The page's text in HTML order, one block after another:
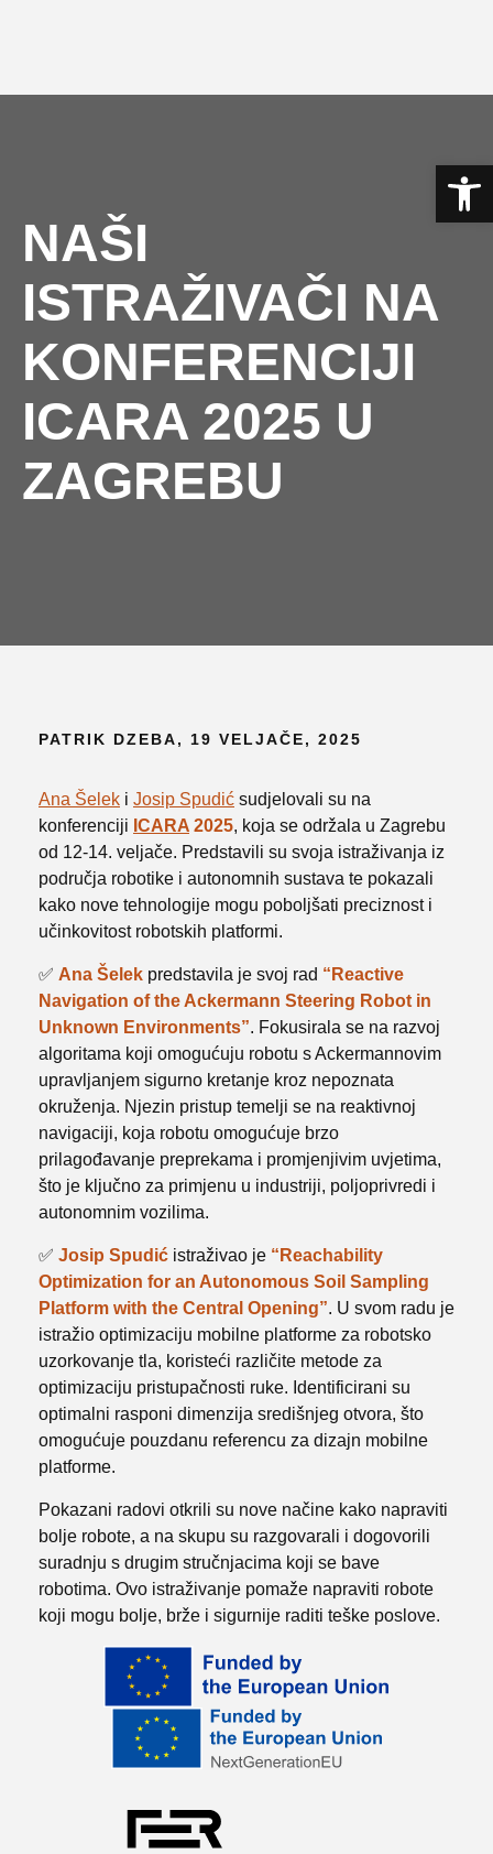
NAŠI
ISTRAŽIVAČI NA
KONFERENCIJI
ICARA 2025 U
ZAGREBU
PATRIK DZEBA, 19 VELJAČE, 2025
Ana Šelek i Josip Spudić sudjelovali su na
konferenciji ICARA 2025, koja se održala u Zagrebu
od 12-14. veljače. Predstavili su svoja istraživanja iz
područja robotike i autonomnih sustava te pokazali
kako nove tehnologije mogu poboljšati preciznost i
učinkovitost robotskih platformi.
✅ Ana Šelek predstavila je svoj rad “Reactive
Navigation of the Ackermann Steering Robot in
Unknown Environments”. Fokusirala se na razvoj
algoritama koji omogućuju robotu s Ackermannovim
upravljanjem sigurno kretanje kroz nepoznata
okruženja. Njezin pristup temelji se na reaktivnoj
navigaciji, koja robotu omogućuje brzo
prilagođavanje preprekama i promjenjivim uvjetima,
što je ključno za primjenu u industriji, poljoprivredi i
autonomnim vozilima.
✅ Josip Spudić istraživao je “Reachability
Optimization for an Autonomous Soil Sampling
Platform with the Central Opening”. U svom radu je
istražio optimizaciju mobilne platforme za robotsko
uzorkovanje tla, koristeći različite metode za
optimizaciju pristupačnosti ruke. Identificirani su
optimalni rasponi dimenzija središnjeg otvora, što
omogućuje pouzdanu referencu za dizajn mobilne
platforme.
Pokazani radovi otkrili su nove načine kako napraviti
bolje robote, a na skupu su razgovarali i dogovorili
suradnju s drugim stručnjacima koji se bave
robotima. Ovo istraživanje pomaže napraviti robote
koji mogu bolje, brže i sigurnije raditi teške poslove.